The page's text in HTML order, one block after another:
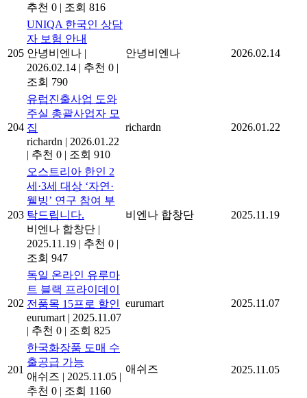
추천 0 | 조회 816
205
UNIQA 한국인 상담
자 보험 안내
안녕비엔나 |
2026.02.14 | 추천 0 |
조회 790
안녕비엔나 2026.02.14
204
유럽진출사업 도와
주실 총괄사업자 모
집
richardn | 2026.01.22
| 추천 0 | 조회 910
richardn 2026.01.22
203
오스트리아 한인 2
세·3세 대상 ‘자연·
웰빙’ 연구 참여 부
탁드립니다.
비엔나 합창단 |
2025.11.19 | 추천 0 |
조회 947
비엔나 합창단 2025.11.19
202
독일 온라인 유루마
트 블랙 프라이데이
전품목 15프로 할인
eurumart | 2025.11.07
| 추천 0 | 조회 825
eurumart 2025.11.07
201
한국화장품 도매 수
출공급 가능
애쉬즈 | 2025.11.05 |
추천 0 | 조회 1160
애쉬즈 2025.11.05